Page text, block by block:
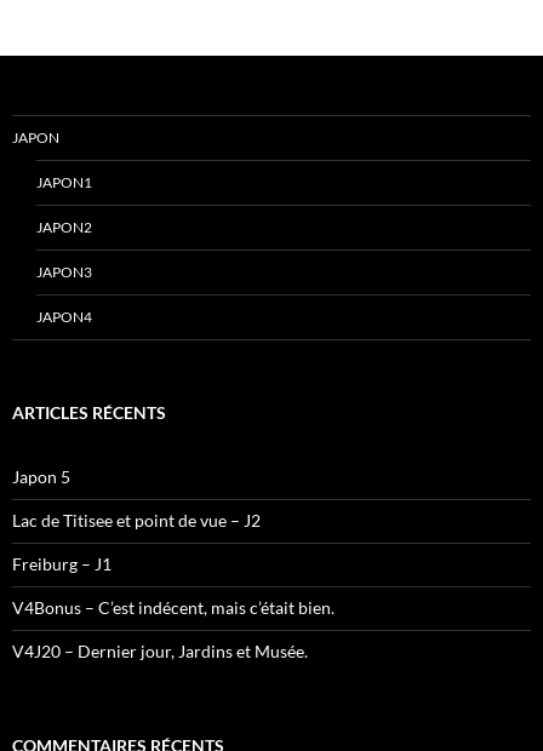
articles
JAPON
JAPON1
JAPON2
JAPON3
JAPON4
ARTICLES RÉCENTS
Japon 5
Lac de Titisee et point de vue – J2
Freiburg – J1
V4Bonus – C’est indécent, mais c’était bien.
V4J20 – Dernier jour, Jardins et Musée.
COMMENTAIRES RÉCENTS